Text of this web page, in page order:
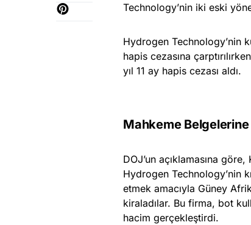
Technology’nin iki eski
Hydrogen Technology’nin
hapis cezasına
yıl 11 ay hapis cezası aldı.
Mahkeme
DOJ’un açıklamasına
Hydrogen Technology’nin
etmek amacıyla Güney
kiraladılar. Bu firma, bot
hacim gerçekleştirdi.